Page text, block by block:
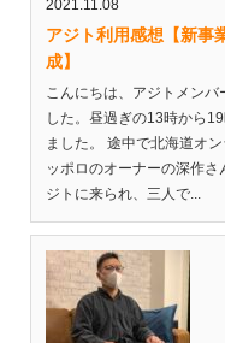
2021.11.08
アジト利用感想【新事
成】
こんにちは、アジトメン
した。昼過ぎの13時から
ました。 途中で北海道オ
ッポロのオーナーの深作
ジトに来られ、三人で...